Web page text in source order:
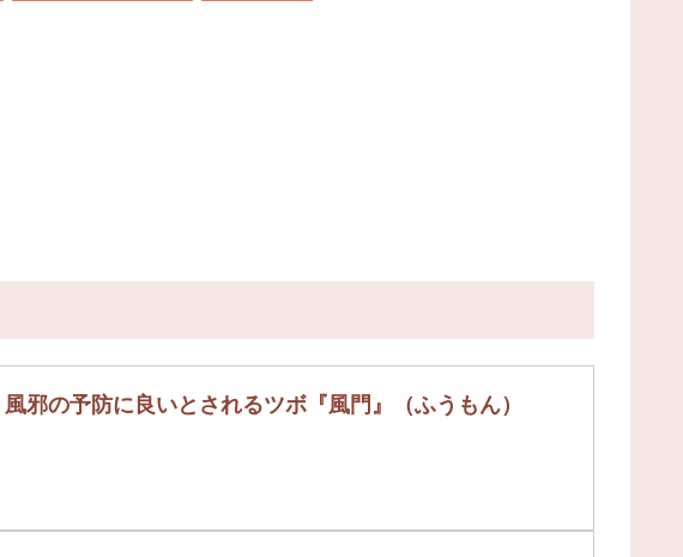
の予防に良いとされるツボ『風門』（ふうもん）